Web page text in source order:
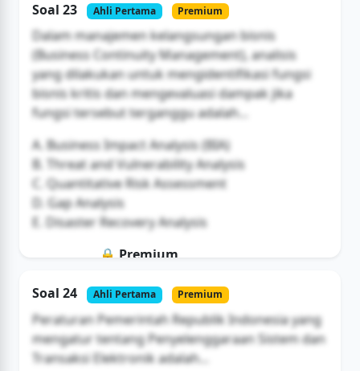
Buka Akses
Soal 23 Ahli Pertama Premium
Dalam manajemen kelangsungan bisnis
(Business Continuity Management), analisis
yang dilakukan untuk mengidentifikasi fungsi
bisnis kritis dan mengevaluasi dampak jika
fungsi tersebut terganggu adalah...
A. Business Impact Analysis (BIA)
B. Threat and Vulnerability Analysis
C. Quantitative Risk Assessment
D. Gap Analysis
E. Disaster Recovery Analysis
🔒 Premium
Buka Akses
Soal 24 Ahli Pertama Premium
Peraturan Pemerintah Republik Indonesia yang
mengatur tentang Penyelenggaraan Sistem dan
Transaksi Elektronik adalah...